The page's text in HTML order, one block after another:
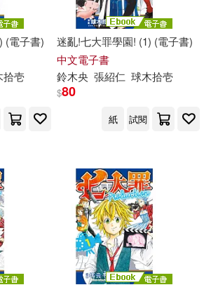
(電子書)
拾壱
迷亂!七大罪學園! (1) (電子書)
中文電子書
鈴木央 張紹仁 球木拾壱
$80
紙 試閱